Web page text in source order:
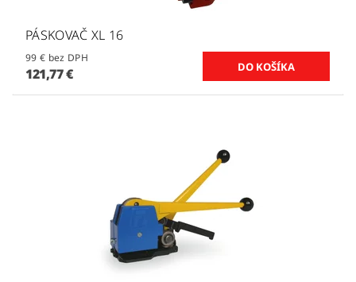
PÁSKOVAČ XL 16
99 € bez DPH
121,77 €